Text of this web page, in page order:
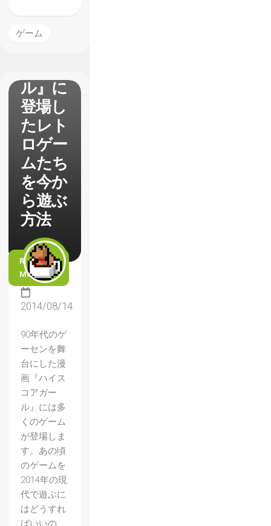
ゲーム
『ハイ
ル』に
登場し
たレト
ロゲー
ムたち
を今か
ら遊ぶ
方法
READ
MORE
2014/08/14
90年代のゲ
ーセンを舞
台にした漫
画『ハイス
コアガー
ル』には多
くのゲーム
が登場しま
す。あの頃
のゲームを
2014年の現
代で遊ぶに
はどうすれ
ばいいの